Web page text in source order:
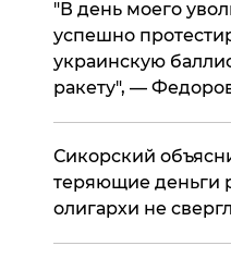
​"В день моего
успешно
украинскую
ракету", —
Сикорский
теряющие деньги
олигархи не